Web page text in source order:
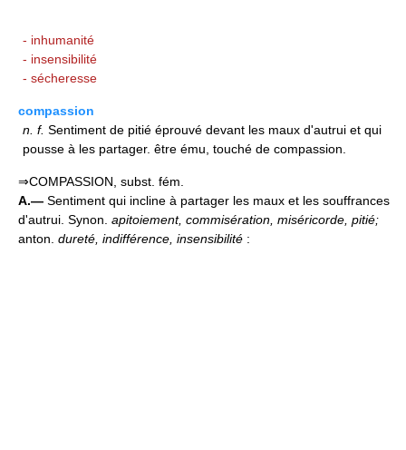
- inhumanité
- insensibilité
- sécheresse
compassion
n. f. Sentiment de pitié éprouvé devant les maux d'autrui et qui
pousse à les partager. être ému, touché de compassion.
⇒COMPASSION, subst. fém.
A.— Sentiment qui incline à partager les maux et les souffrances
d'autrui. Synon. apitoiement, commisération, miséricorde, pitié;
anton. dureté, indifférence, insensibilité :